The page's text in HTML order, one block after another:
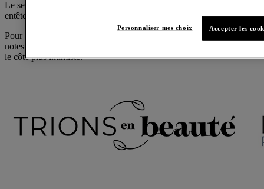
Le seul conseil consiste à ne pas trop se parfumer pour ne pas
entêter la personne qui nous accompagne et gêner notre entourage.
Pour les personnes qui portent plusieurs parfums, on préfèrera des
notes plus enveloppantes, mystérieuses ou un parfum de peau pour
le côté plus intimiste.
Accepter les
Personnaliser mes choix